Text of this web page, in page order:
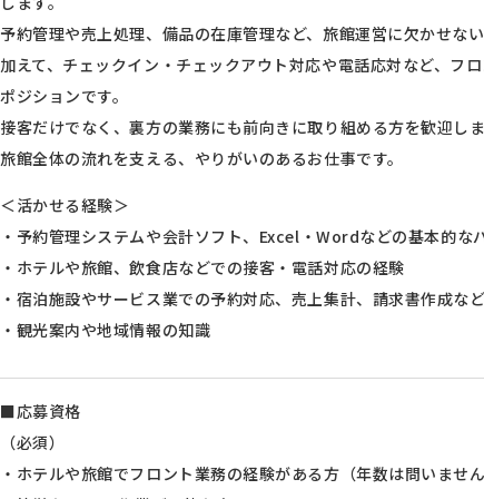
予約管理や売上処理、備品の在庫管理など、旅館運営に欠かせな
加えて、チェックイン・チェックアウト対応や電話応対など、フ
ポジションです。
接客だけでなく、裏方の業務にも前向きに取り組める方を歓迎しま
旅館全体の流れを支える、やりがいのあるお仕事です。
＜活かせる経験＞
・予約管理システムや会計ソフト、Excel・Wordなどの基本的な
・ホテルや旅館、飲食店などでの接客・電話対応の経験
・宿泊施設やサービス業での予約対応、売上集計、請求書作成な
・観光案内や地域情報の知識
■応募資格
（必須）
・ホテルや旅館でフロント業務の経験がある方（年数は問いません